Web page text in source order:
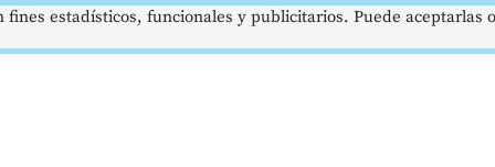
estadísticos, funcionales y publicitarios. Puede aceptarlas